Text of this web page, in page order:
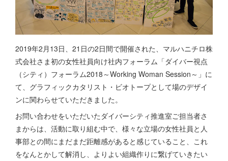
2019年2月13日、21日の2日間で開催された、マルハニチロ株
式会社さま初の女性社員向け社内フォーラム「ダイバー視点
（シティ）フォーラム2018～Working Woman Session～」に
て、グラフィックカタリスト・ビオトープとして場のデザイ
ンに関わらせていただきました。
お問い合わせをいただいたダイバーシティ推進室ご担当者さ
まからは、活動に取り組む中で、様々な立場の女性社員と人
事部との間にまだまだ距離感があると感じていること、これ
をなんとかして解消し、よりよい組織作りに繋げていきたい